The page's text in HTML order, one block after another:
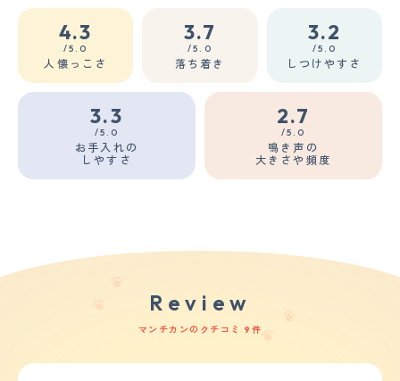
4.3
/5.0
人懐っこさ
3.7
/5.0
落ち着き
3.2
/5.0
しつけやすさ
3.3
/5.0
お手入れの
しやすさ
2.7
/5.0
鳴き声の
大きさや頻度
Review
マンチカンのクチコミ 9件